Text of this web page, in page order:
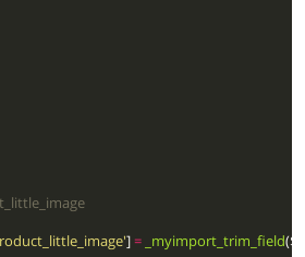
//field_jah_product_little_image
] =_myimport_trim_field